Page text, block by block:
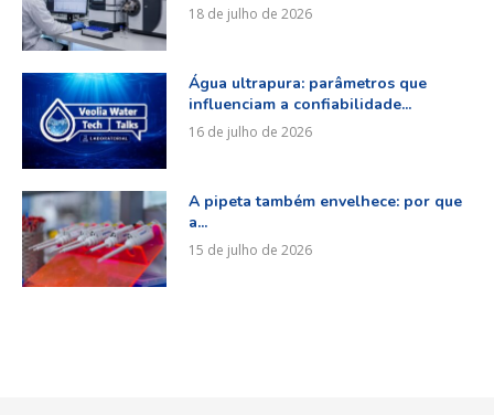
18 de julho de 2026
Água ultrapura: parâmetros que
influenciam a confiabilidade...
16 de julho de 2026
A pipeta também envelhece: por que
a...
15 de julho de 2026